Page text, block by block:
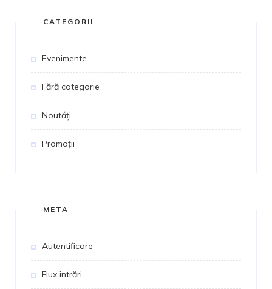
CATEGORII
Evenimente
Fără categorie
Noutăți
Promoții
META
Autentificare
Flux intrări